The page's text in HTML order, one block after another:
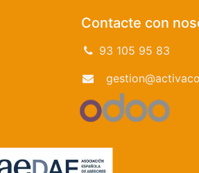
Contacte con
93 105 95 83